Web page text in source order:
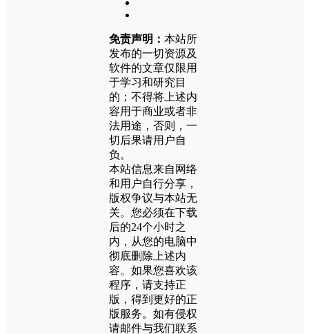
免责声明： 本站所
发布的一切资源及
软件的文章仅限用
于学习和研究目
的；不得将上述内
容用于商业或者非
法用途，否则，一
切后果请用户自
负。
本站信息来自网络
和用户自行分享，
版权争议与本站无
关。您必须在下载
后的24个小时之
内，从您的电脑中
彻底删除上述内
容。如果您喜欢该
程序，请支持正
版，得到更好的正
版服务。如有侵权
请邮件与我们联系